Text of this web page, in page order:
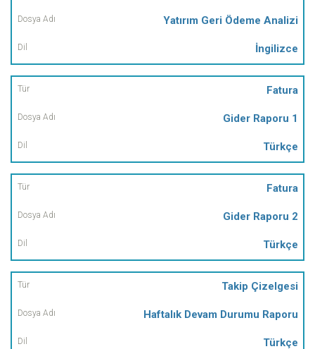
Yatırım Geri Ödeme Analizi
İngilizce
Fatura
Gider Raporu 1
Türkçe
Fatura
Gider Raporu 2
Türkçe
Takip Çizelgesi
Haftalık Devam Durumu Raporu
Türkçe